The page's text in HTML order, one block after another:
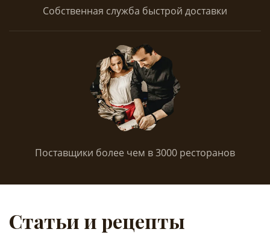
Собственная служба быстрой доставки
Поставщики более чем в 3000 ресторанов
Статьи и рецепты